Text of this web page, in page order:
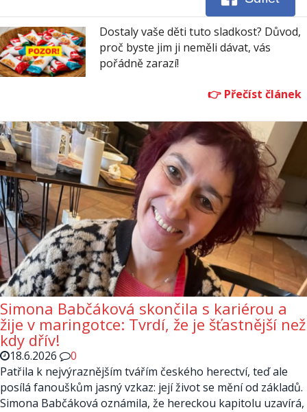
Dostaly vaše děti tuto sladkost? Důvod,
proč byste jim ji neměli dávat, vás
pořádně zarazí!
Simona Babčáková skončila s kariérou a
žije v maringotce: Tvrdí, že je šťastnější než
kdy dřív!
18.6.2026
0
Patřila k nejvýraznějším tvářím českého herectví, teď ale
posílá fanouškům jasný vzkaz: její život se mění od základů.
Simona Babčáková oznámila, že hereckou kapitolu uzavírá,